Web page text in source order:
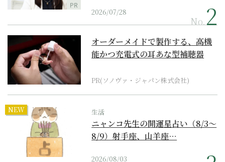
PR
2026/07/28
No.
オーダーメイドで製作する、高機
能かつ充電式の耳あな型補聴器
PR(ソノヴァ・ジャパン株式会社)
NEW 生活
ニャンコ先生の開運星占い（8/3～
8/9）射手座、山羊座…
2026/08/03